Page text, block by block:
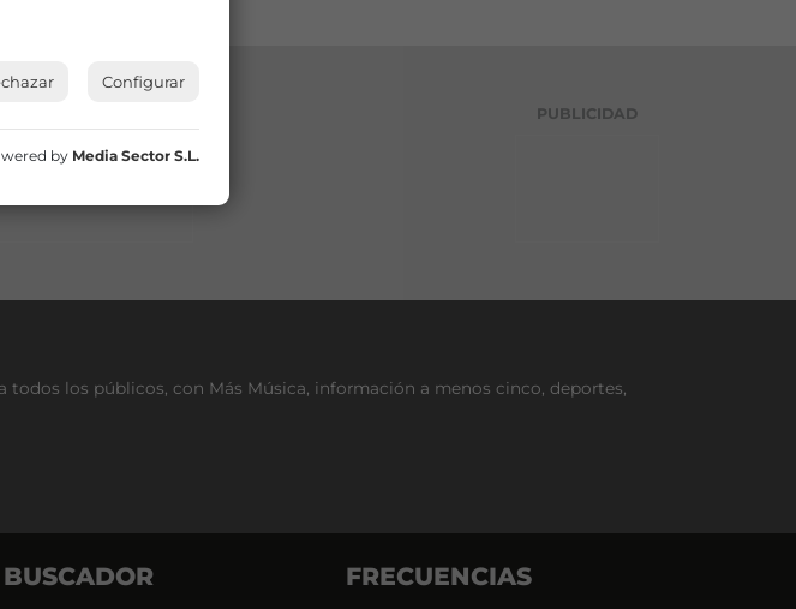
PUBLICIDAD
todos los públicos, con Más Música, información a menos cinco, deportes,
BUSCADOR FRECUENCIAS
Configurar
by Media Sector S.L.